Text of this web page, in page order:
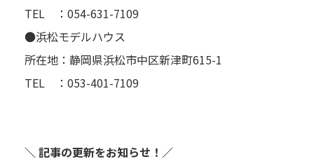
TEL ：054-631-7109
●浜松モデルハウス
所在地：静岡県浜松市中区新津町615-1
TEL ：053-401-7109
＼ 記事の更新をお知らせ！／